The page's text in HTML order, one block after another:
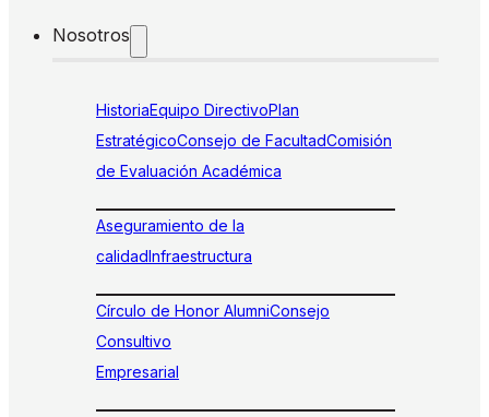
Nosotros
HistoriaEquipo DirectivoPlan
EstratégicoConsejo de FacultadComisión
de Evaluación Académica
Aseguramiento de la
calidadInfraestructura
Círculo de Honor AlumniConsejo
Consultivo
Empresarial